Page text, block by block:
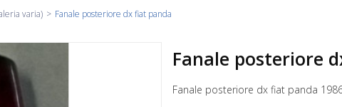
varia) > Fanale posteriore dx fiat panda
Fanale posteriore
Fanale posteriore dx fiat panda